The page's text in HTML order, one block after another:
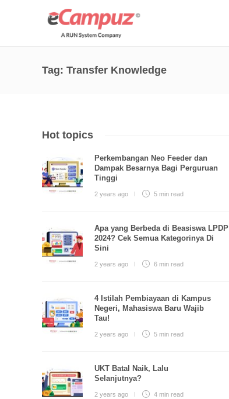
Tag: Transfer Knowledge
Hot topics
Perkembangan Neo Feeder dan
Dampak Besarnya Bagi Perguruan
Tinggi
2 years ago 5 min read
Apa yang Berbeda di Beasiswa LPDP
2024? Cek Semua Kategorinya Di
Sini
2 years ago 6 min read
4 Istilah Pembiayaan di Kampus
Negeri, Mahasiswa Baru Wajib
Tau!
2 years ago 5 min read
UKT Batal Naik, Lalu
Selanjutnya?
2 years ago 4 min read